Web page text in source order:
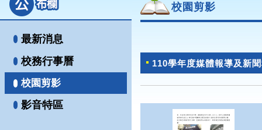
最新消息
校務行事曆
校園剪影
影音特區
校園剪影
110學年度媒體報導及新